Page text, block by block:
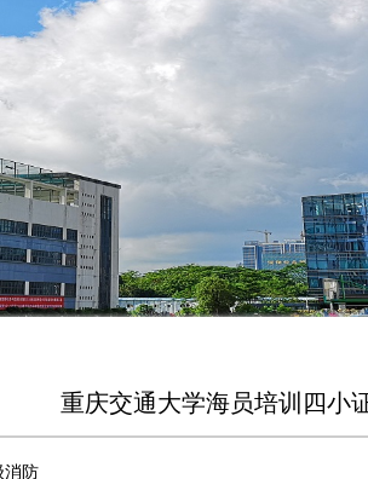
重庆交通大学海员培训四小
消防